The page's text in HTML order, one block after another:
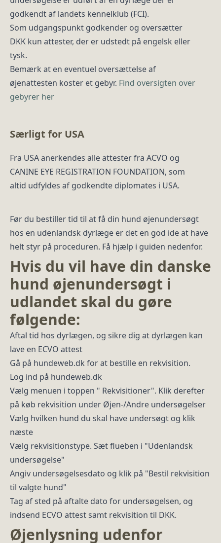
godkendt af landets kennelklub (FCI).
Som udgangspunkt godkender og oversætter
DKK kun attester, der er udstedt på engelsk eller
tysk.
Bemærk at en eventuel oversættelse af
øjenattesten koster et gebyr. Find oversigten over
gebyrer her
Særligt for USA
Fra USA anerkendes alle attester fra ACVO og
CANINE EYE REGISTRATION FOUNDATION, som
altid udfyldes af godkendte diplomates i USA.
Før du bestiller tid til at få din hund øjenundersøgt
hos en udenlandsk dyrlæge er det en god ide at have
helt styr på proceduren. Få hjælp i guiden nedenfor.
Hvis du vil have din danske
hund øjenundersøgt i
udlandet skal du gøre
følgende:
Aftal tid hos dyrlægen, og sikre dig at dyrlægen kan
lave en ECVO attest
Gå på hundeweb.dk for at bestille en rekvisition.
Log ind på hundeweb.dk
Vælg menuen i toppen " Rekvisitioner". Klik derefter
på køb rekvisition under Øjen-/Andre undersøgelser
Vælg hvilken hund du skal have undersøgt og klik
næste
Vælg rekvisitionstype. Sæt flueben i "Udenlandsk
undersøgelse"
Angiv undersøgelsesdato og klik på "Bestil rekvisition
til valgte hund"
Tag af sted på aftalte dato for undersøgelsen, og
indsend ECVO attest samt rekvisition til DKK.
Øjenlysning udenfor